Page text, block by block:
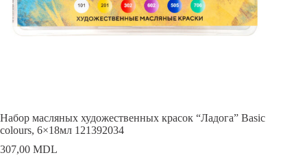
Набор масляных художественных красок “Ладога” Basic
colours, 6×18мл 121392034
307,00 MDL